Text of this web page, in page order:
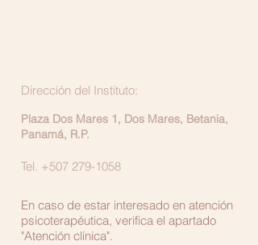
En caso de estar interesado en atención
psicoterapéutica, verifica el apartado
"Atención clínica".
Dirección del Instituto:
Plaza Dos Mares 1, Dos Mares, Betania,
Panamá, R.P.
Tel. +507 279-1058